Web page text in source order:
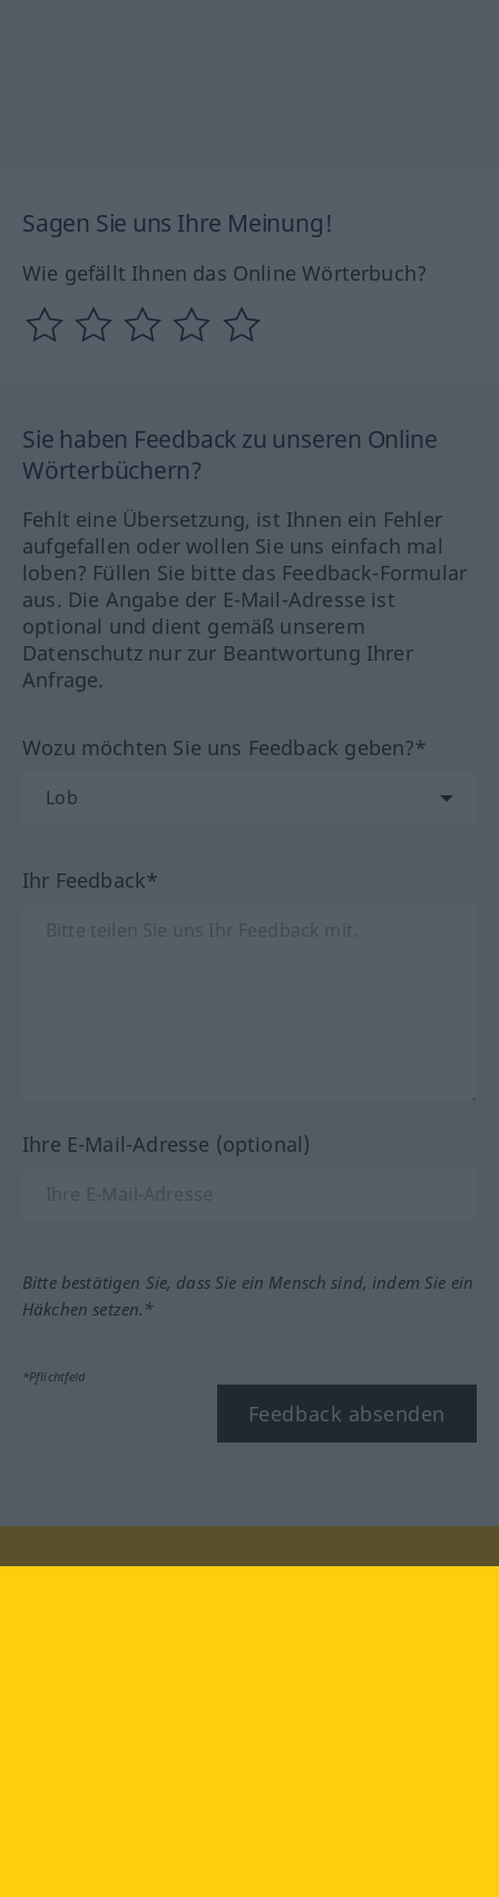
Sagen Sie uns Ihre Meinung!
Wie gefällt Ihnen das Online Wörterbuch?
Sie haben Feedback zu unseren Online
Wörterbüchern?
Fehlt eine Übersetzung, ist Ihnen ein Fehler
aufgefallen oder wollen Sie uns einfach mal
loben? Füllen Sie bitte das Feedback-Formular
aus. Die Angabe der E-Mail-Adresse ist
optional und dient gemäß unserem
Datenschutz nur zur Beantwortung Ihrer
Anfrage.
Wozu möchten Sie uns Feedback geben?*
Ihr Feedback*
Ihre E-Mail-Adresse (optional)
Bitte bestätigen Sie, dass Sie ein Mensch sind, indem Sie ein
Häkchen setzen.*
*Pflichtfeld
Feedback absenden